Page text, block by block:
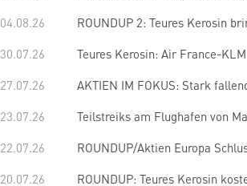
04.08.26
ROUNDUP 2: Teures Kerosin
30.07.26
Teures Kerosin: Air France-
27.07.26
AKTIEN IM FOKUS: Stark
23.07.26
Teilstreiks am Flughafen von
22.07.26
ROUNDUP/Aktien Europa
20.07.26
ROUNDUP: Teures Kerosin